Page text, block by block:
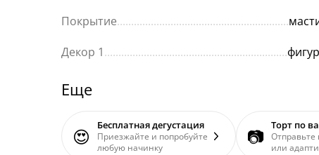
Покрытие.............................................................
Декор 1.................................................................
Еще
😍 Бесплатная дегустация
Приезжайте и попробуйте
любую начинку
📷 Торт по
Отправьте
или